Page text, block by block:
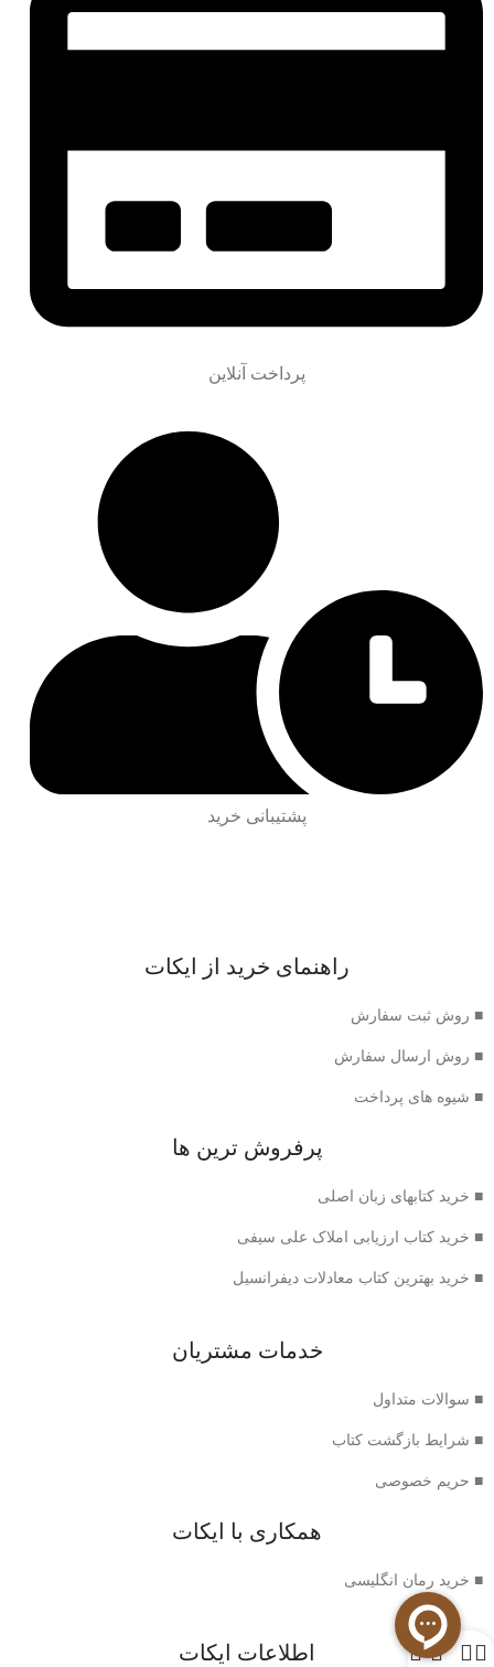
پرداخت آنلاین
پشتیبانی خرید
راهنمای خرید از ایکات
■ روش ثبت سفارش
■ روش ارسال سفارش
■ شیوه های پرداخت
پرفروش ترین ها
■ خرید کتابهای زبان اصلی
■ خرید کتاب ارزیابی املاک علی سیفی
■ خرید بهترین کتاب معادلات دیفرانسیل
خدمات مشتریان
■ سوالات متداول
■ شرایط بازگشت کتاب
■ حریم خصوصی
همکاری با ایکات
■ خرید رمان انگلیسی
اطلاعات ایکات 0